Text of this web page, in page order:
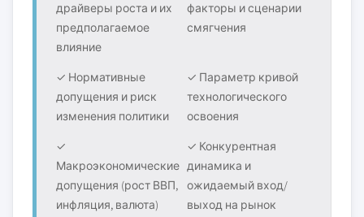
драйверы роста и их
предполагаемое
влияние
факторы и сценарии
смягчения
✓ Нормативные
допущения и риск
изменения политики
✓ Параметр кривой
технологического
освоения
✓
Макроэкономические
допущения (рост ВВП,
инфляция, валюта)
✓ Конкурентная
динамика и
ожидаемый вход/
выход на рынок